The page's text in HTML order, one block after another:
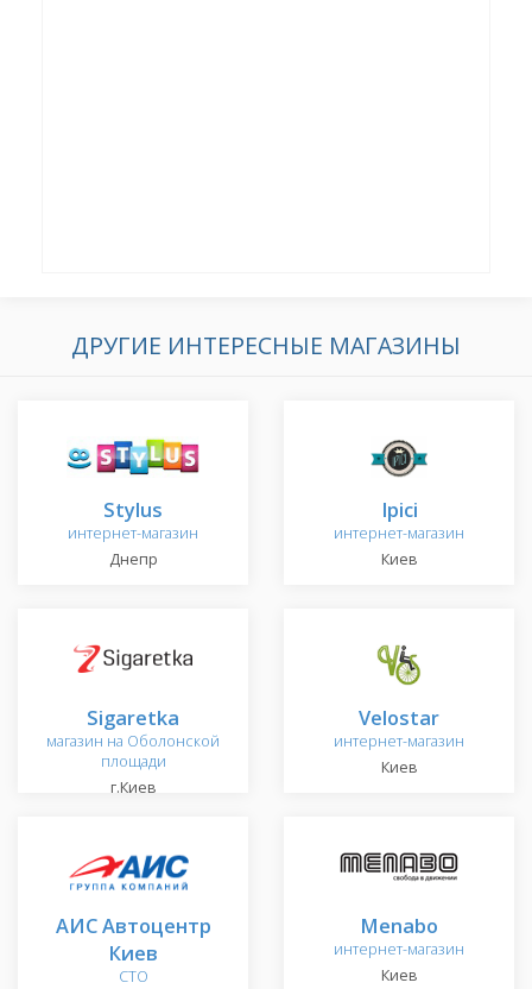
ДРУГИЕ ИНТЕРЕСНЫЕ МАГАЗИНЫ
Stylus
интернет-магазин
Днепр
Ipici
интернет-магазин
Киев
Sigaretka
магазин на Оболонской
площади
г.Киев
Velostar
интернет-магазин
Киев
АИС Автоцентр
Киев
СТО
Menabo
интернет-магазин
Киев